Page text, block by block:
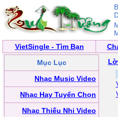
VietSingle - Tìm Bạn
Mục Lục
Nhạc Music Video
Nhạc Hay Tuyển Chọn
Nhạc Thiếu Nhi Video